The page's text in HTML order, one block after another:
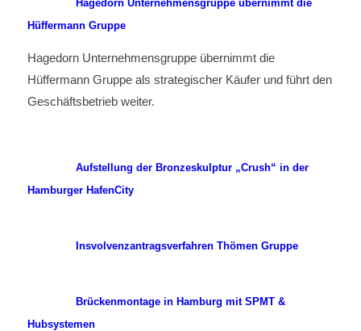
Hagedorn Unternehmensgruppe übernimmt die
Hüffermann Gruppe
Hagedorn Unternehmensgruppe übernimmt die
Hüffermann Gruppe als strategischer Käufer und führt den
Geschäftsbetrieb weiter.
Aufstellung der Bronzeskulptur „Crush“ in der
Hamburger HafenCity
Insvolvenzantragsverfahren Thömen Gruppe
Brückenmontage in Hamburg mit SPMT &
Hubsystemen